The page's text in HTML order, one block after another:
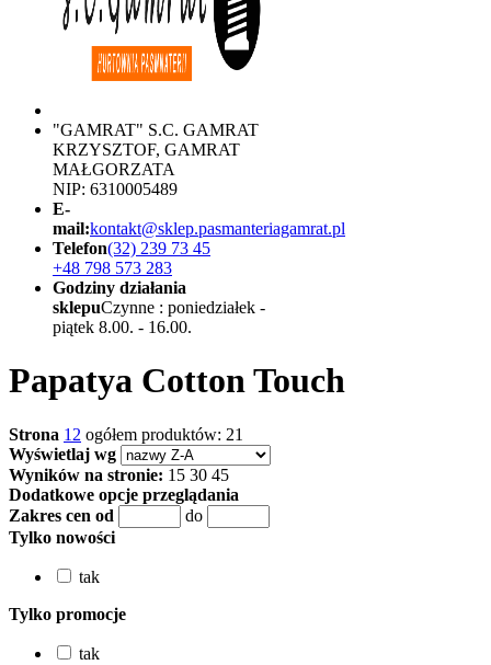
"GAMRAT" S.C. GAMRAT
KRZYSZTOF, GAMRAT
MAŁGORZATA
NIP: 6310005489
E-
mail:kontakt@sklep.pasmanteriagamrat.pl
Telefon(32) 239 73 45
+48 798 573 283
Godziny działania
sklepuCzynne : poniedziałek -
piątek 8.00. - 16.00.
Papatya Cotton Touch
Strona 1 2 ogółem produktów: 21
Wyświetlaj wg
Wyników na stronie: 15 30 45
Dodatkowe opcje przeglądania
Zakres cen od
do
Tylko nowości
tak
Tylko promocje
tak